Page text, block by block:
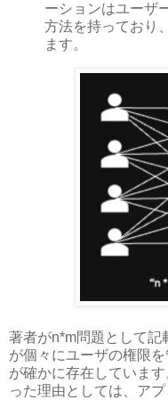
ーションはユーザ
方法を持っており
ます。
著者がn*m問題として記
が個々にユーザの権限
が確かに存在していま
った理由としては、ア